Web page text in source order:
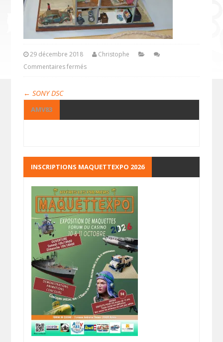
29 décembre 2018
Christophe
Commentaires fermés
← SONY DSC
AMV83
INSCRIPTIONS MAQUETTEXPO 2026